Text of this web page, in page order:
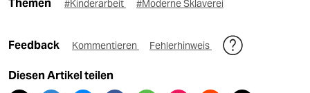
Themen #Kinderarbeit #Moderne Sklaverei
Feedback Kommentieren Fehlerhinweis
Diesen Artikel teilen